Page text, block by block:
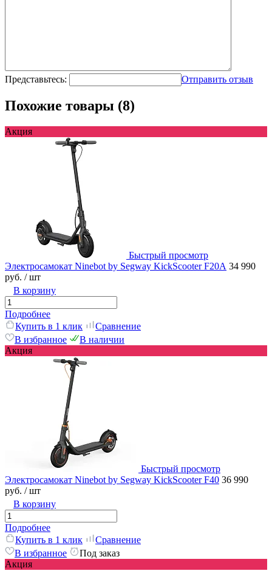
Представьтесь: Отправить отзыв
Похожие товары (8)
Акция
Быстрый просмотр
Электросамокат Ninebot by Segway KickScooter F20А 34 990
руб. / шт
В корзину
Подробнее
Купить в 1 клик
Сравнение
В избранное
В наличии
Акция
Быстрый просмотр
Электросамокат Ninebot by Segway KickScooter F40 36 990
руб. / шт
В корзину
Подробнее
Купить в 1 клик
Сравнение
В избранное
Под заказ
Акция